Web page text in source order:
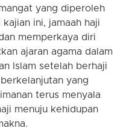
yang diperoleh
ini, jamaah haji
memperkaya diri
ajaran agama dalam
Islam setelah berhaji
yang
terus menyala
menuju kehidupan